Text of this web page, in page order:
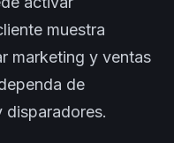
muestra
marketing y ventas
de
disparadores.